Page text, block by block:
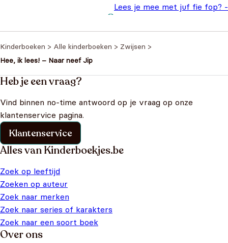
Lees je mee met juf fie fop? -
€18,95.
Kinderboeken > Alle kinderboeken > Zwijsen >
Hee, ik lees! – Naar neef Jip
Heb je een vraag?
Vind binnen no-time antwoord op je vraag op onze
klantenservice pagina.
Klantenservice
Alles van Kinderboekjes.be
Zoek op leeftijd
Zoeken op auteur
Zoek naar merken
Zoek naar series of karakters
Zoek naar een soort boek
Over ons